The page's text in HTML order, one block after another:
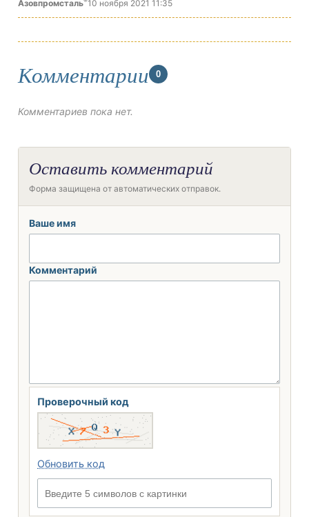
Азовпромсталь 10 ноября 2021 11:35
Комментарии 0
Комментариев пока нет.
Оставить комментарий
Форма защищена от автоматических отправок.
Ваше имя
Комментарий
Проверочный код
Обновить код